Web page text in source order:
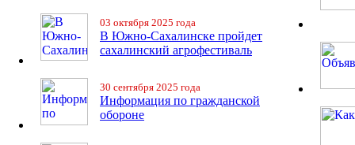
03 октября 2025 года
В Южно-Сахалинске пройдет
сахалинский агрофестиваль
30 сентября 2025 года
Информация по гражданской
обороне